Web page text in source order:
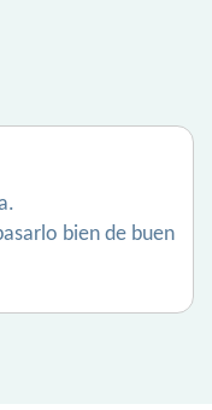
bien de buen